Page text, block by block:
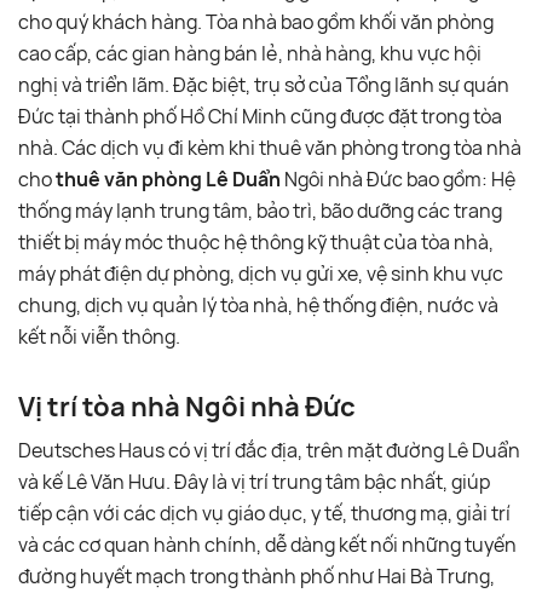
cho quý khách hàng. Tòa nhà bao gồm khối văn phòng
cao cấp, các gian hàng bán lẻ, nhà hàng, khu vực hội
nghị và triển lãm. Đặc biệt, trụ sở của Tổng lãnh sự quán
Đức tại thành phố Hồ Chí Minh cũng được đặt trong tòa
nhà. Các dịch vụ đi kèm khi thuê văn phòng trong tòa nhà
chothuê văn phòng Lê Duẩn Ngôi nhà Đức bao gồm: Hệ
thống máy lạnh trung tâm, bảo trì, bão dưỡng các trang
thiết bị máy móc thuộc hệ thông kỹ thuật của tòa nhà,
máy phát điện dự phòng, dịch vụ gửi xe, vệ sinh khu vực
chung, dịch vụ quản lý tòa nhà, hệ thống điện, nước và
kết nỗi viễn thông.
Vị trí tòa nhà Ngôi nhà Đức
Deutsches Haus có vị trí đắc địa, trên mặt đường Lê Duẩn
và kế Lê Văn Hưu. Đây là vị trí trung tâm bậc nhất, giúp
tiếp cận với các dịch vụ giáo dục, y tế, thương mạ, giải trí
và các cơ quan hành chính, dễ dàng kết nối những tuyến
đường huyết mạch trong thành phố như Hai Bà Trưng,